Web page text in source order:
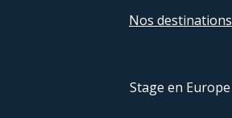
Nos destinations
Stage en Europe